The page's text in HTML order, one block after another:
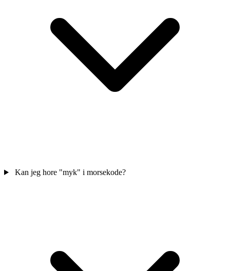
Kan jeg hore "myk" i morsekode?